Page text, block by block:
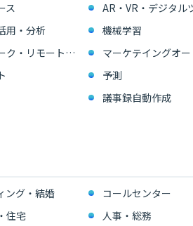
ス
用・分析
機械学習
テレワーク・リモートワーク
予測
議事録自動作成
ング・結婚
コールセンター
住宅 人事・総務